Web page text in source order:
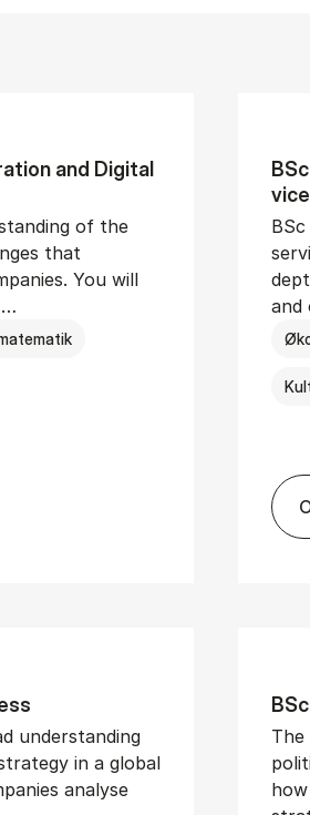
and Di­git­al
of the
that
You will
Ad­min­is­tra­tion and Di­git­al
and
understanding
in a global
analyse
The